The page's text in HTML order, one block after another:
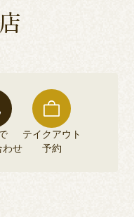
わせ
テイクアウト
予約